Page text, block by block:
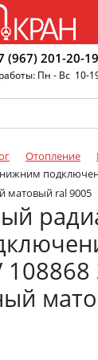
(967) 201-20-19
Пн - Вс 10-
Отопление
матовый ral 9005